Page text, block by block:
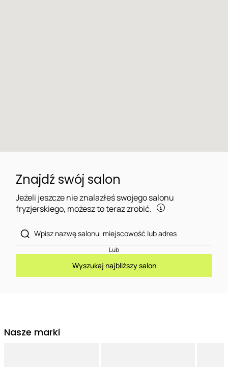
Znajdź swój salon
Jeżeli jeszcze nie znalazłeś swojego salonu
fryzjerskiego, możesz to teraz zrobić.
Lub
Wyszukaj najbliższy salon
Nasze marki